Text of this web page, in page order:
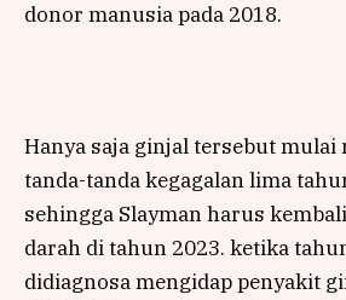
donor manusia pada 2018.
Hanya saja ginjal tersebut
tanda-tanda kegagalan lima
sehingga Slayman harus
darah di tahun 2023. ketika
didiagnosa mengidap penyakit